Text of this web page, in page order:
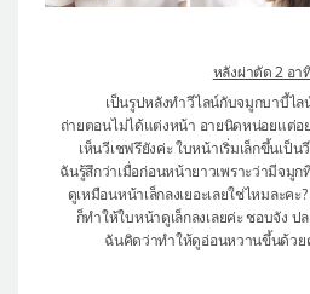
หลังผ่าตัด 2 อา
เป็นรูปหลังทำวีไลน์กับจมูกบาบี้ไ
ถ่ายตอนไม่ได้แต่งหน้า อายนิดหน่อยแต่อ
เห็นวีเชฟรึยังค่ะ ใบหน้าเริ่มเล็กขึ้นเป็
ฉันรู้สึกว่าเมื่อก่อนหน้ายาวเพราะว่ามีจมู
ดูเหมือนหน้าเล็กลงเยอะเลยใช่ไหมละค
ก็ทำให้ใบหน้าดูเล็กลงเลยค่ะ ชอบจัง
ฉันคิดว่าทำให้ดูอ่อนหวานขึ้นด้ว